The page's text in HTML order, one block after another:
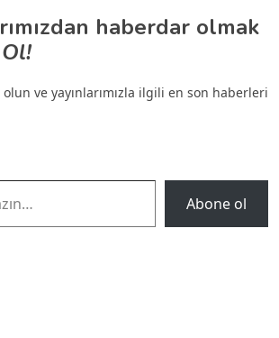
haberdar olmak
ve yayınlarımızla ilgili en son haberleri
Abone ol